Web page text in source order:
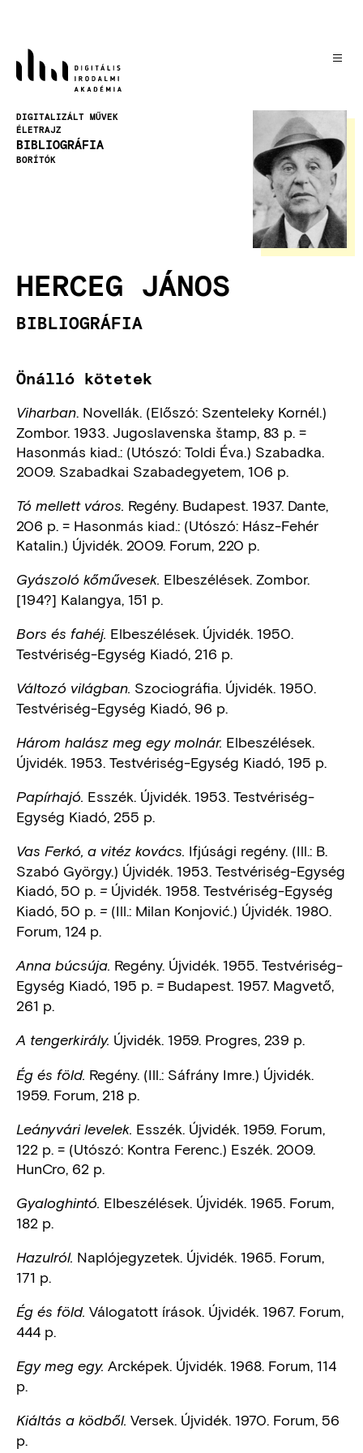
DIGITALIZÁLT MŰVEK
ÉLETRAJZ
BIBLIOGRÁFIA
BORÍTÓK
HERCEG JÁNOS
BIBLIOGRÁFIA
Önálló kötetek
Viharban. Novellák. (Előszó: Szenteleky Kornél.)
Zombor. 1933. Jugoslavenska štamp, 83 p. =
Hasonmás kiad.: (Utószó: Toldi Éva.) Szabadka.
2009. Szabadkai Szabadegyetem, 106 p.
Tó mellett város. Regény. Budapest. 1937. Dante,
206 p. = Hasonmás kiad.: (Utószó: Hász-Fehér
Katalin.) Újvidék. 2009. Forum, 220 p.
Gyászoló kőművesek. Elbeszélések. Zombor.
[194?] Kalangya, 151 p.
Bors és fahéj. Elbeszélések. Újvidék. 1950.
Testvériség-Egység Kiadó, 216 p.
Változó világban. Szociográfia. Újvidék. 1950.
Testvériség-Egység Kiadó, 96 p.
Három halász meg egy molnár. Elbeszélések.
Újvidék. 1953. Testvériség-Egység Kiadó, 195 p.
Papírhajó. Esszék. Újvidék. 1953. Testvériség-
Egység Kiadó, 255 p.
Vas Ferkó, a vitéz kovács. Ifjúsági regény. (Ill.: B.
Szabó György.) Újvidék. 1953. Testvériség-Egység
Kiadó, 50 p. = Újvidék. 1958. Testvériség-Egység
Kiadó, 50 p. = (Ill.: Milan Konjović.) Újvidék. 1980.
Forum, 124 p.
Anna búcsúja. Regény. Újvidék. 1955. Testvériség-
Egység Kiadó, 195 p. = Budapest. 1957. Magvető,
261 p.
A tengerkirály. Újvidék. 1959. Progres, 239 p.
Ég és föld. Regény. (Ill.: Sáfrány Imre.) Újvidék.
1959. Forum, 218 p.
Leányvári levelek. Esszék. Újvidék. 1959. Forum,
122 p. = (Utószó: Kontra Ferenc.) Eszék. 2009.
HunCro, 62 p.
Gyaloghintó. Elbeszélések. Újvidék. 1965. Forum,
182 p.
Hazulról. Naplójegyzetek. Újvidék. 1965. Forum,
171 p.
Ég és föld. Válogatott írások. Újvidék. 1967. Forum,
444 p.
Egy meg egy. Arcképek. Újvidék. 1968. Forum, 114
p.
Kiáltás a ködből. Versek. Újvidék. 1970. Forum, 56
p.